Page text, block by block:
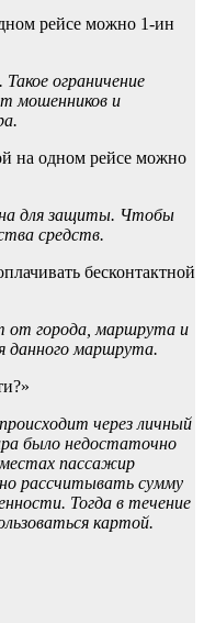
рейсе можно 1-ин
ограничение
мошенников и
на одном рейсе можно
для защиты. Чтобы
средств.
бесконтактной
от города, маршрута и
данного маршрута.
через личный
было недостаточно
пассажир
рассчитывать сумму
Тогда в течение
картой.